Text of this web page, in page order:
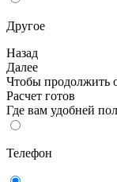
Другое
Назад
Далее
Чтобы продолжить
Расчет готов
Где вам удобней
Телефон